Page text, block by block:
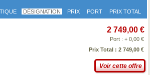
DÉSIGNATION PRIX PORT PRIX TOTAL
2 749,00 €
Port : + 0,00 €
Prix Total : 2 749,00 €
Voir cette offre